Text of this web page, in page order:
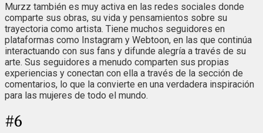
Murzz también es muy activa en las redes sociales donde
comparte sus obras, su vida y pensamientos sobre su
trayectoria como artista. Tiene muchos seguidores en
plataformas como Instagram y Webtoon, en las que continúa
interactuando con sus fans y difunde alegría a través de su
arte. Sus seguidores a menudo comparten sus propias
experiencias y conectan con ella a través de la sección de
comentarios, lo que la convierte en una verdadera inspiración
para las mujeres de todo el mundo.
#6